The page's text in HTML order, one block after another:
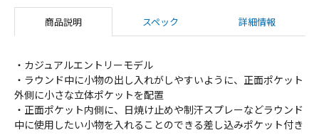
商品説明 スペック 詳細情報
・カジュアルエントリーモデル
・ラウンド中に小物の出し入れがしやすいように、正面ポケット
外側に小さな立体ポケットを配置
・正面ポケット内側に、日焼け止めや制汗スプレーなどラウンド
中に使用したい小物を入れることのできる差し込みポケット付き